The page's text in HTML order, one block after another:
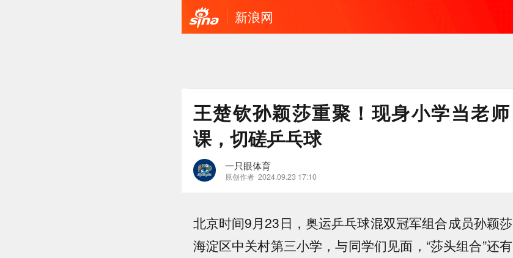
新浪网
王楚钦孙颖莎重聚！现身小学当老
课，切磋乒乓球
一只眼体育
原创作者 2024.09.23 17:10
北京时间9月23日，奥运乒乓球混双冠军组合成员孙颖
海淀区中关村第三小学，与同学们见面，“莎头组合”还